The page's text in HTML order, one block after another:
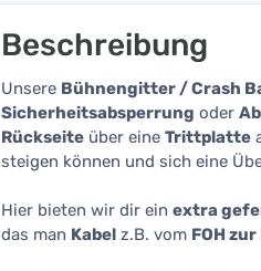
Beschreibung
Unsere Bühnengitter / Crash
Sicherheitsabsperrung oder
Rückseite über eine Trittplatte
steigen können und sich eine
Hier bieten wir dir ein extra
das man Kabel z.B. vom FOH